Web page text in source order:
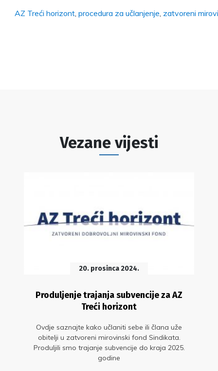
AZ Treći horizont procedura za učlanjenje zatvoreni
Vezane vijesti
20. prosinca 2024.
Produljenje trajanja subvencije za AZ
Treći horizont
Ovdje saznajte kako učlaniti sebe ili člana uže
obitelji u zatvoreni mirovinski fond Sindikata.
Produljili smo trajanje subvencije do kraja 2025.
godine